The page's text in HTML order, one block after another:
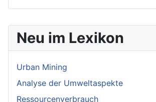
Neu im Lexikon
Urban Mining
Analyse der Umweltaspekte
Ressourcenverbrauch